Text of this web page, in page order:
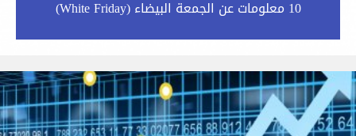
10 معلومات عن الجمعة البيضاء (White Friday)‎